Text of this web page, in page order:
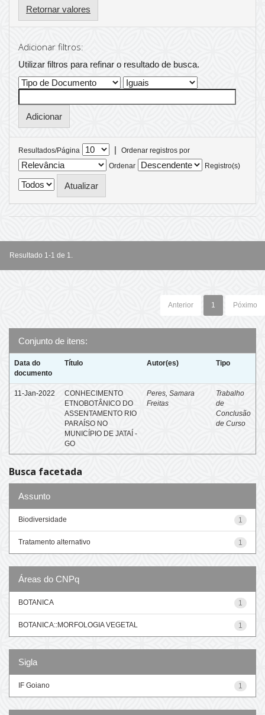
Retornar valores
Adicionar filtros:
Utilizar filtros para refinar o resultado de busca.
Resultados/Página |
Ordenar registros por
Ordenar
Registro(s)
Resultado 1-1 de 1.
Anterior 1 Póximo
Conjunto de itens:
Data do
documento
Título Autor(es) Tipo
11-Jan-2022
CONHECIMENTO
ETNOBOTÂNICO DO
ASSENTAMENTO RIO
PARAÍSO NO
MUNICÍPIO DE JATAÍ -
GO
Peres, Samara
Freitas
Trabalho
de
Conclusão
de Curso
Busca facetada
Assunto
1
Biodiversidade
1
Tratamento alternativo
Áreas do CNPq
1
BOTANICA
1
BOTANICA::MORFOLOGIA VEGETAL
Sigla
1
IF Goiano